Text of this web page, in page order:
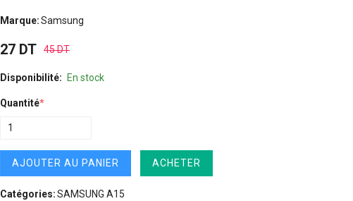
Marque:Samsung
27 DT 45 DT
Disponibilité: En stock
Quantité*
AJOUTER AU PANIER ACHETER
Catégories:SAMSUNG A15